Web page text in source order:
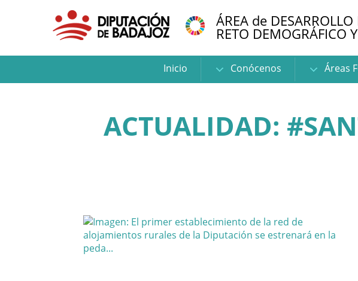
ÁREA de DESARROLLO
RETO DEMOGRÁFICO
Inicio Conócenos Áreas
ACTUALIDAD: